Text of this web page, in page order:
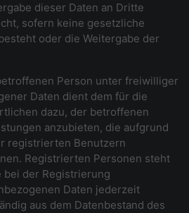
dieser Daten an Dritte
sofern keine gesetzliche
oder die Weitergabe der
Person unter freiwilliger
Daten dient dem für die
dazu, der betroffenen
anzubieten, die aufgrund
registrierten Benutzern
Registrierten Personen steht
der Registrierung
Daten jederzeit
aus dem Datenbestand des